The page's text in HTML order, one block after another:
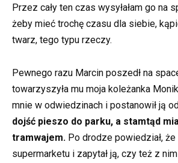
Przez cały ten czas wysyłałam go na
żeby mieć trochę czasu dla siebie,
twarz, tego typu rzeczy.
Pewnego razu Marcin poszedł na
towarzyszyła mu moja koleżanka
mnie w odwiedzinach i postanowił ją
dojść pieszo do parku, a stamtąd
tramwajem. Po drodze powiedział,
supermarketu i zapytał ją, czy też z